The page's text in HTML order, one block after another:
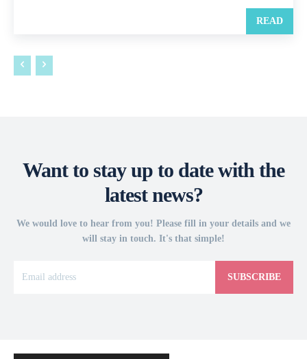
READ
Want to stay up to date with the
latest news?
We would love to hear from you! Please fill in your details and we
will stay in touch. It's that simple!
SUBSCRIBE